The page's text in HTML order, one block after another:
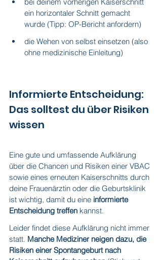
bei deinem vorherigen Kaiserschnitt
ein horizontaler Schnitt gemacht
wurde (Tipp: OP-Bericht anfordern)
die Wehen von selbst einsetzen (also
ohne medizinische Einleitung)
Informierte Entscheidung:
Das solltest du über Risiken
wissen
Eine gute und umfassende Aufklärung
über die Chancen und Risiken einer VBAC
sowie eines erneuten Kaiserschnitts durch
deine Frauenärztin oder die Geburtsklinik
ist wichtig, damit du eine informierte
Entscheidung treffen kannst.
Leider findet diese Aufklärung nicht immer
statt. Manche Mediziner neigen dazu, die
Risiken einer Spontangeburt nach